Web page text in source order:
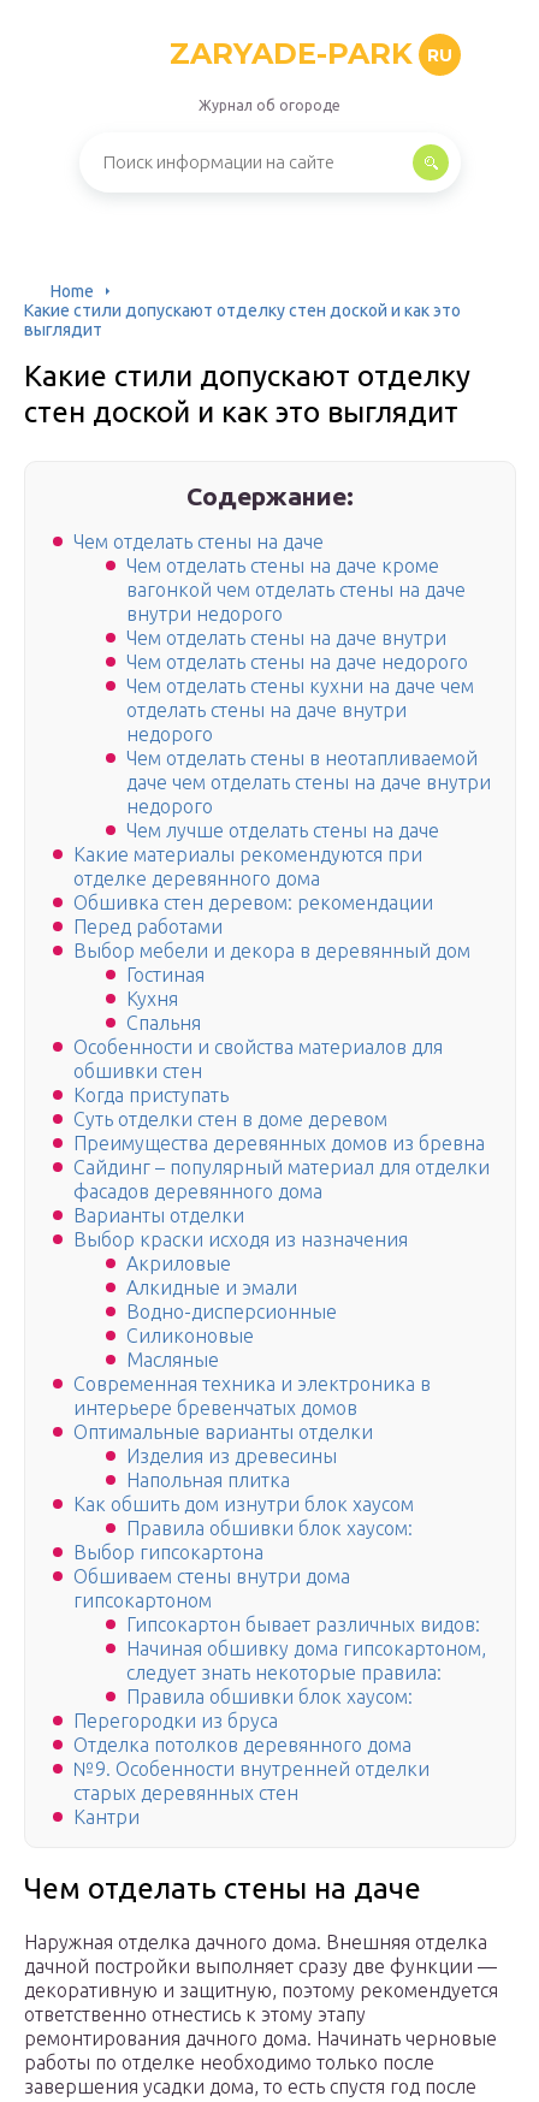
ZARYADE-PARK RU
Журнал об огороде
Home
Какие стили допускают отделку стен доской и как это
выглядит
Какие стили допускают отделку
стен доской и как это выглядит
Содержание:
Чем отделать стены на даче
Чем отделать стены на даче кроме
вагонкой чем отделать стены на даче
внутри недорого
Чем отделать стены на даче внутри
Чем отделать стены на даче недорого
Чем отделать стены кухни на даче чем
отделать стены на даче внутри
недорого
Чем отделать стены в неотапливаемой
даче чем отделать стены на даче внутри
недорого
Чем лучше отделать стены на даче
Какие материалы рекомендуются при
отделке деревянного дома
Обшивка стен деревом: рекомендации
Перед работами
Выбор мебели и декора в деревянный дом
Гостиная
Кухня
Спальня
Особенности и свойства материалов для
обшивки стен
Когда приступать
Суть отделки стен в доме деревом
Преимущества деревянных домов из бревна
Сайдинг – популярный материал для отделки
фасадов деревянного дома
Варианты отделки
Выбор краски исходя из назначения
Акриловые
Алкидные и эмали
Водно-дисперсионные
Силиконовые
Масляные
Современная техника и электроника в
интерьере бревенчатых домов
Оптимальные варианты отделки
Изделия из древесины
Напольная плитка
Как обшить дом изнутри блок хаусом
Правила обшивки блок хаусом:
Выбор гипсокартона
Обшиваем стены внутри дома
гипсокартоном
Гипсокартон бывает различных видов:
Начиная обшивку дома гипсокартоном,
следует знать некоторые правила:
Правила обшивки блок хаусом:
Перегородки из бруса
Отделка потолков деревянного дома
№9. Особенности внутренней отделки
старых деревянных стен
Кантри
Чем отделать стены на даче
Наружная отделка дачного дома. Внешняя отделка
дачной постройки выполняет сразу две функции —
декоративную и защитную, поэтому рекомендуется
ответственно отнестись к этому этапу
ремонтирования дачного дома. Начинать черновые
работы по отделке необходимо только после
завершения усадки дома, то есть спустя год после